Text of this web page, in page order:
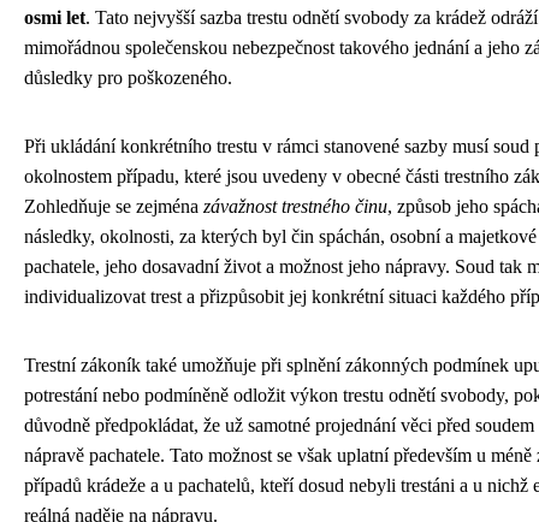
osmi let. Tato nejvyšší sazba trestu odnětí svobody za krádež odráží
mimořádnou společenskou nebezpečnost takového jednání a jeho
důsledky pro poškozeného.
Při ukládání konkrétního trestu v rámci stanovené sazby musí soud
okolnostem případu, které jsou uvedeny v obecné části trestního
Zohledňuje se zejména závažnost trestného činu, způsob jeho
následky, okolnosti, za kterých byl čin spáchán, osobní a
pachatele, jeho dosavadní život a možnost jeho nápravy. Soud tak
individualizovat trest a přizpůsobit jej konkrétní situaci každého
Trestní zákoník také umožňuje při splnění zákonných podmínek
potrestání nebo podmíněně odložit výkon trestu odnětí svobody,
důvodně předpokládat, že už samotné projednání věci před
nápravě pachatele. Tato možnost se však uplatní především u méně
případů krádeže a u pachatelů, kteří dosud nebyli trestáni a u nichž
reálná naděje na nápravu.